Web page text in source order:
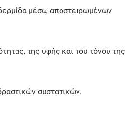
μέσω αποστειρωμένων
της υφής και του τόνου της
συστατικών.